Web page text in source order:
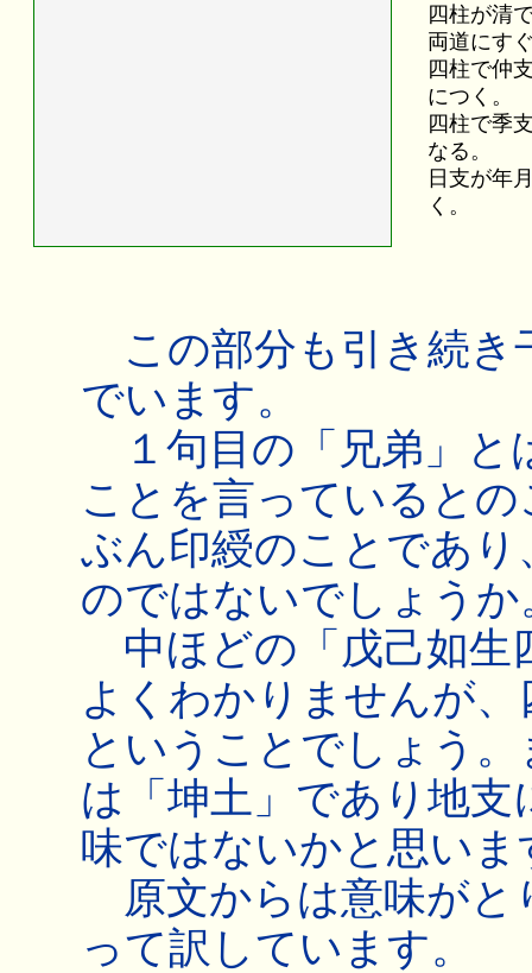
四柱が清
両道にす
四柱で仲
につく。
四柱で季
なる。
日支が年
く。
この部分も引き続き
でいます。
１句目の「兄弟」と
ことを言っていると
ぶん印綬のことであ
のではないでしょうか
中ほどの「戊己如生
よくわかりませんが
ということでしょう
は「坤土」であり地
味ではないかと思いま
原文からは意味がと
って訳しています。